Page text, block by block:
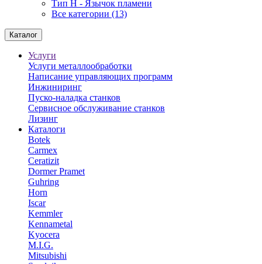
Тип H - Язычок пламени
Все категории (13)
Каталог
Услуги
Услуги металлообработки
Написание управляющих программ
Инжиниринг
Пуско-наладка станков
Сервисное обслуживание станков
Лизинг
Каталоги
Botek
Carmex
Ceratizit
Dormer Pramet
Guhring
Horn
Iscar
Kemmler
Kennametal
Kyocera
M.I.G.
Mitsubishi